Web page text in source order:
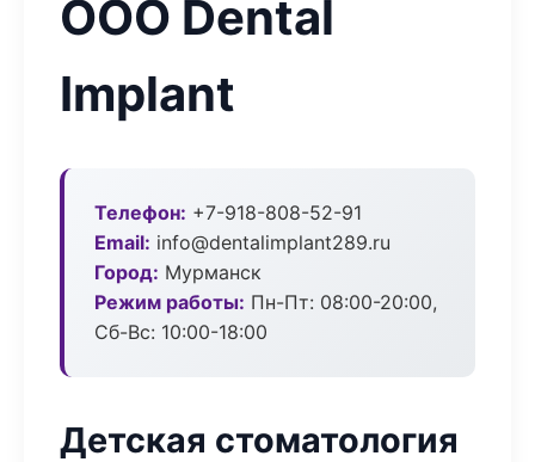
ООО Dental
Implant
Телефон: +7-918-808-52-91
Email: info@dentalimplant289.ru
Город: Мурманск
Режим работы: Пн-Пт: 08:00-20:00,
Сб-Вс: 10:00-18:00
Детская стоматология